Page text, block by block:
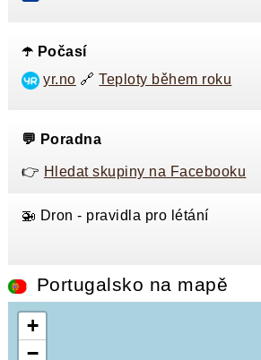
☂️ Počasí
yr.no 🔗Teploty během roku
💬 Poradna
👉 Hledat skupiny na Facebooku
🚁 Dron - pravidla pro létání
Portugalsko na mapě
+
−